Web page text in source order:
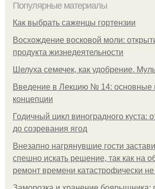
Популярные материалы
Как выбрать саженцы гортензии
Восхождение восковой моли:
продукта жизнедеятельности
Шелуха семечек, как удобрение.
Введение в Лекцию № 14: основные
концепции
Годичный цикл виноградного куста:
до созревания ягод
Внезапно нагрянувшие гости
спешно искать решение, так как на
ремонт времени катастрофически не